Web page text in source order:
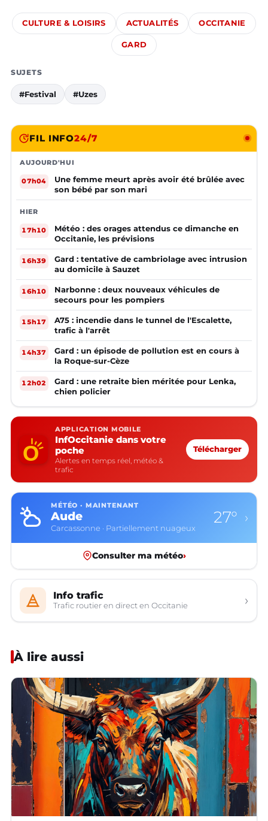
CULTURE & LOISIRS ACTUALITÉS OCCITANIE
GARD
SUJETS
#Festival #Uzes
FIL INFO24/7
AUJOURD'HUI
07h04
Une femme meurt après avoir été brûlée avec
son bébé par son mari
HIER
17h10
Météo : des orages attendus ce dimanche en
Occitanie, les prévisions
16h39
Gard : tentative de cambriolage avec intrusion
au domicile à Sauzet
16h10
Narbonne : deux nouveaux véhicules de
secours pour les pompiers
15h17
A75 : incendie dans le tunnel de l'Escalette,
trafic à l'arrêt
14h37
Gard : un épisode de pollution est en cours à
la Roque-sur-Cèze
12h02
Gard : une retraite bien méritée pour Lenka,
chien policier
APPLICATION MOBILE
InfOccitanie dans votre
poche
Alertes en temps réel, météo &
trafic
Télécharger
MÉTÉO · MAINTENANT
Aude
Carcassonne · Partiellement nuageux
27° ›
Consulter ma météo›
Info trafic
Trafic routier en direct en Occitanie ›
À lire aussi